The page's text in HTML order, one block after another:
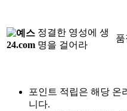
정결한 영성에 생
명을 걸어라
품
포인트 적립은 해당 온
니다.